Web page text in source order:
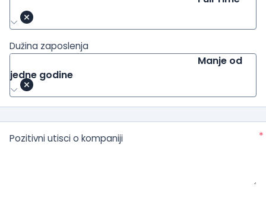
Dužina zaposlenja
Manje od
jedne godine
Pozitivni utisci o kompaniji *